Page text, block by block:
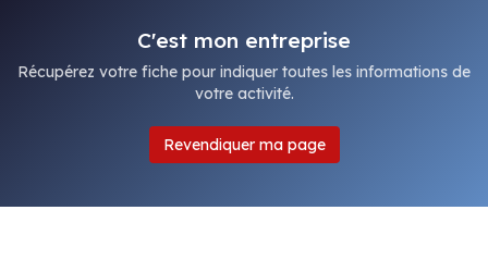
C'est mon entreprise
Récupérez votre fiche pour indiquer toutes les informations de
votre activité.
Revendiquer ma page